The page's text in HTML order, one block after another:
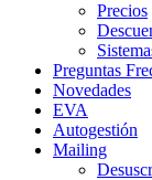
Precios
Preguntas
Novedades
EVA
Autogestión
Mailing